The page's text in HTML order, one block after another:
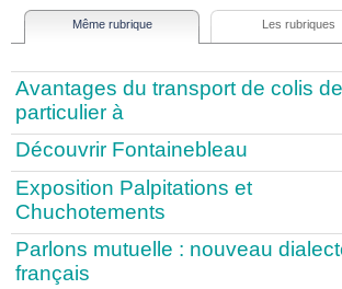
Même rubrique Les rubriques
Avantages du transport de colis de
particulier à
Découvrir Fontainebleau
Exposition Palpitations et
Chuchotements
Parlons mutuelle : nouveau
français